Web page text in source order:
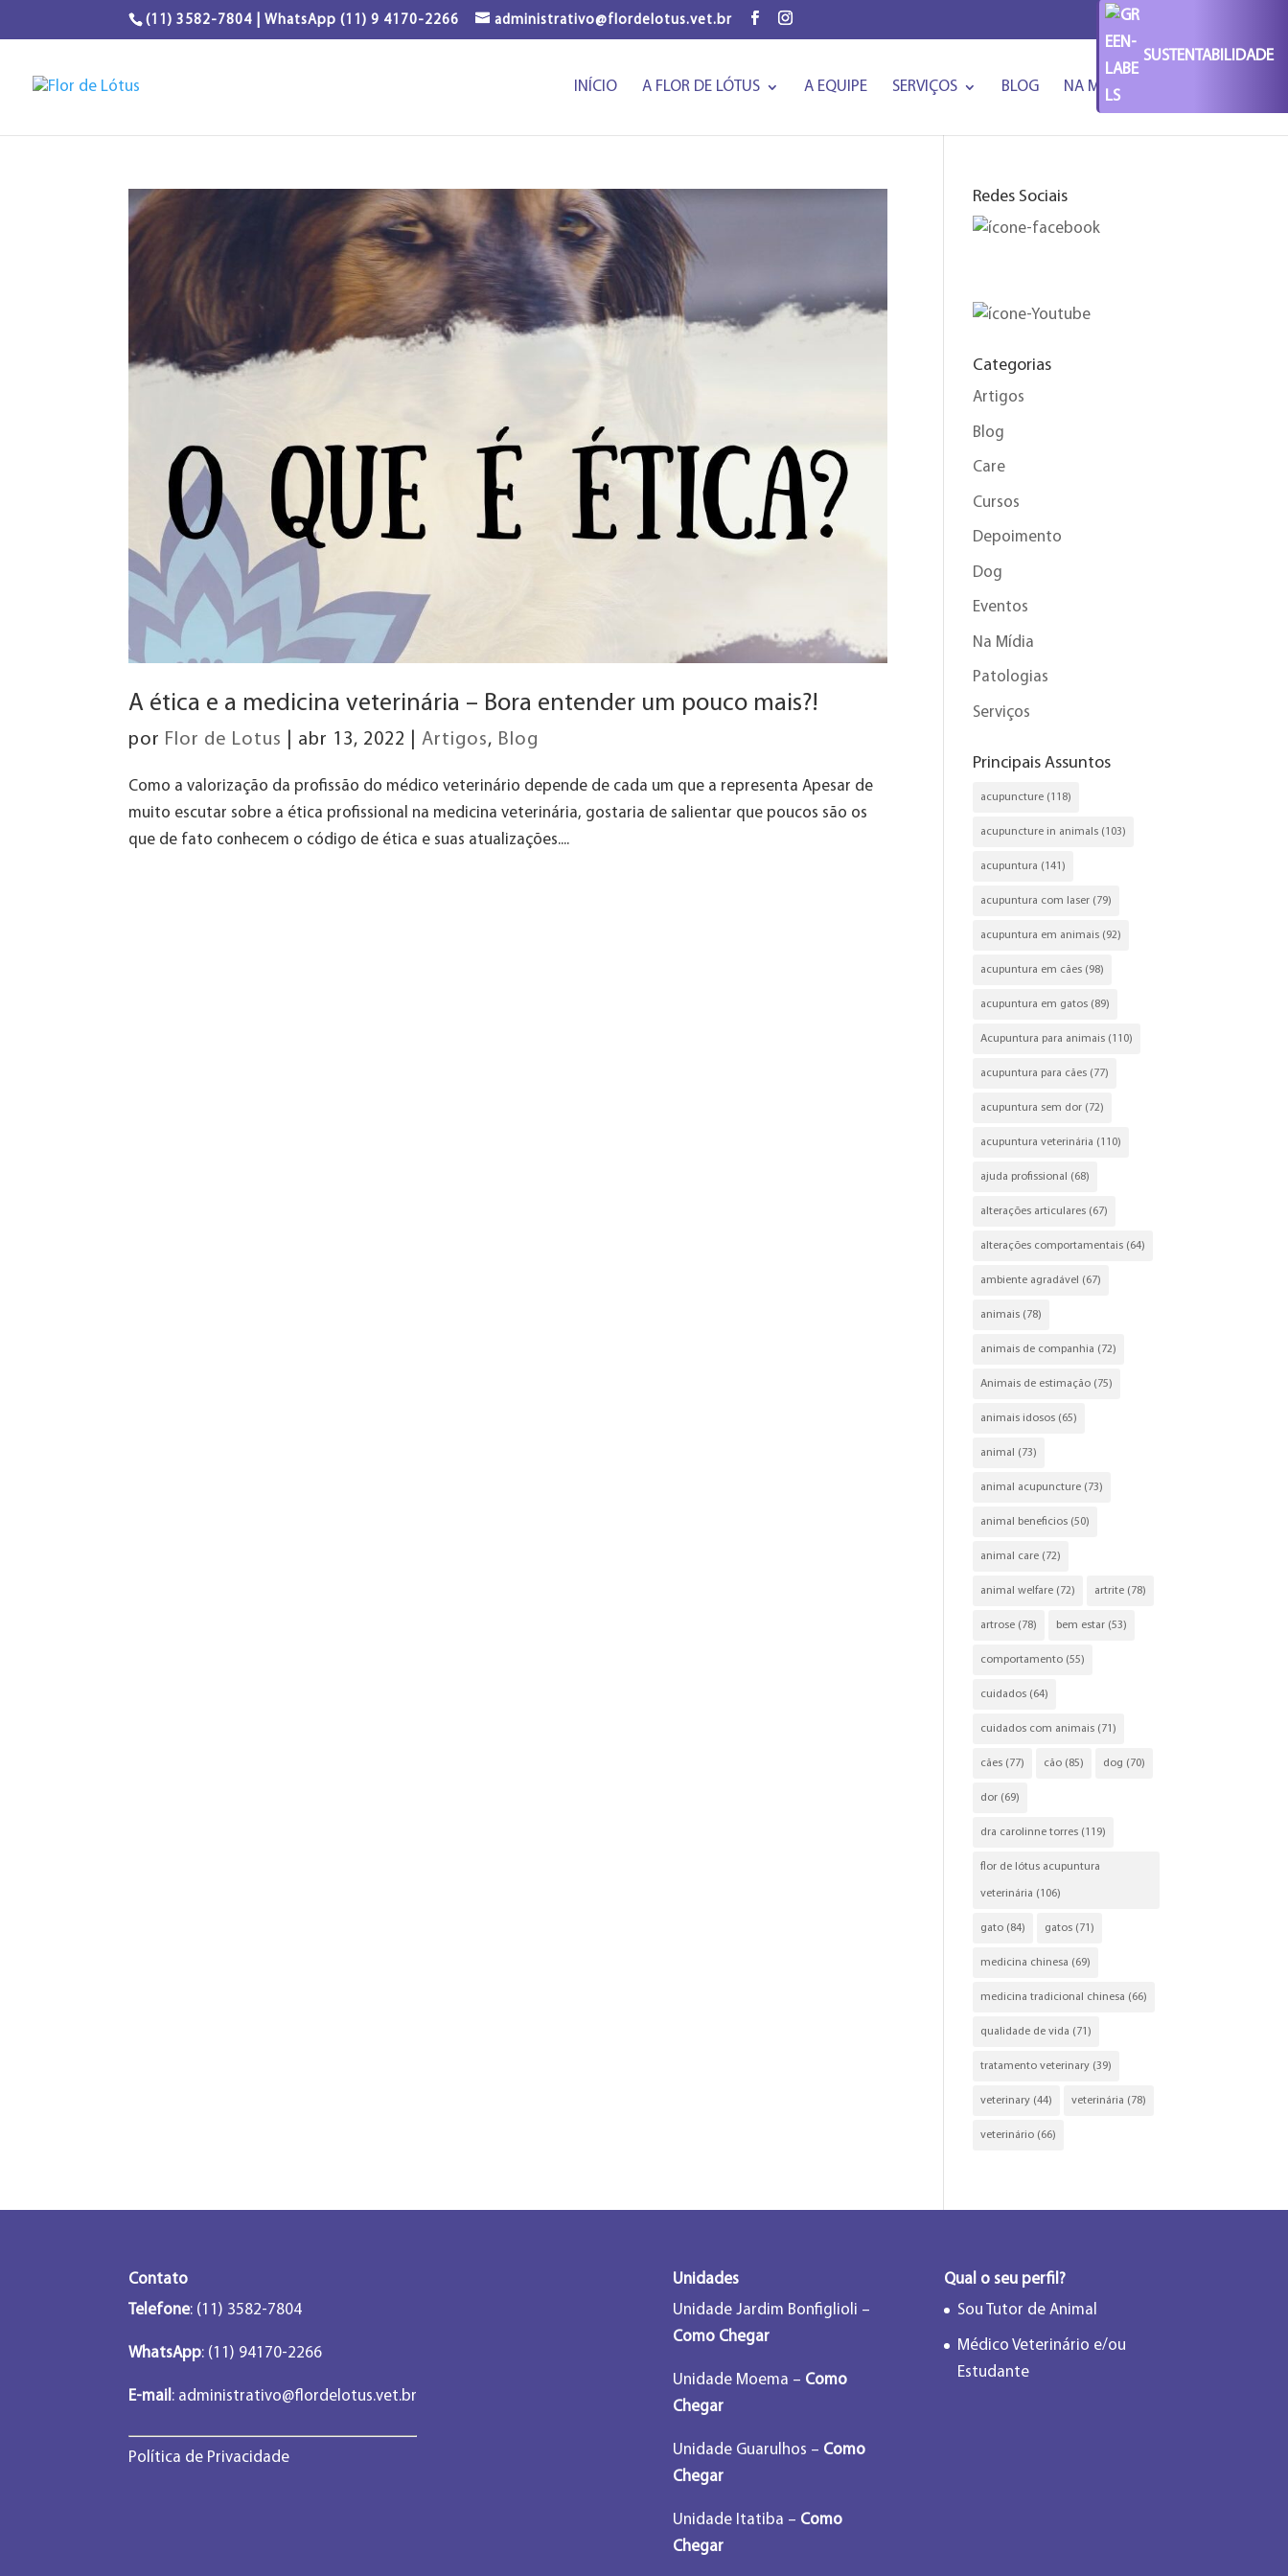
(11) 3582-7804 | WhatsApp (11) 9 4170-2266 administrativo@flordelotus.vet.br
INÍCIO A FLOR DE LÓTUS A EQUIPE SERVIÇOS BLOG NA MÍDIA
A ética e a medicina veterinária – Bora entender um pouco mais?!
por Flor de Lotus abr 13, 2022 |Artigos, Blog
Como a valorização da profissão do médico veterinário depende de cada um que a representa Apesar de
muito escutar sobre a ética profissional na medicina veterinária, gostaria de salientar que poucos são os
que de fato conhecem o código de ética e suas atualizações....
Redes Sociais
Categorias
Artigos
Blog
Care
Cursos
Depoimento
Dog
Eventos
Na Mídia
Patologias
Serviços
Principais Assuntos
acupuncture (118)
acupuncture in animals (103)
acupuntura (141)
acupuntura com laser (79)
acupuntura em animais (92)
acupuntura em cães (98)
acupuntura em gatos (89)
Acupuntura para animais (110)
acupuntura para cães (77)
acupuntura sem dor (72)
acupuntura veterinária (110)
ajuda profissional (68)
alterações articulares (67)
alterações comportamentais (64)
ambiente agradável (67)
animais (78)
animais de companhia (72)
Animais de estimação (75)
animais idosos (65)
animal (73)
animal acupuncture (73)
animal beneficios (50)
animal care (72)
animal welfare (72) artrite (78)
artrose (78) bem estar (53)
comportamento (55)
cuidados (64)
cuidados com animais (71)
cães (77) cão (85) dog (70)
dor (69)
dra carolinne torres (119)
flor de lótus acupuntura
veterinária (106)
gato (84) gatos (71)
medicina chinesa (69)
medicina tradicional chinesa (66)
qualidade de vida (71)
tratamento veterinary (39)
veterinary (44) veterinária (78)
veterinário (66)
Contato
Telefone: (11) 3582-7804
WhatsApp: (11) 94170-2266
E-mail : administrativo@flordelotus.vet.br
Política de Privacidade
Unidades
Unidade Jardim Bonfiglioli –
Como Chegar
Unidade Moema – Como
Chegar
Unidade Guarulhos – Como
Chegar
Unidade Itatiba – Como
Chegar
Qual o seu perfil?
Sou Tutor de Animal
Médico Veterinário e/ou
Estudante
SUSTENTABILIDADE